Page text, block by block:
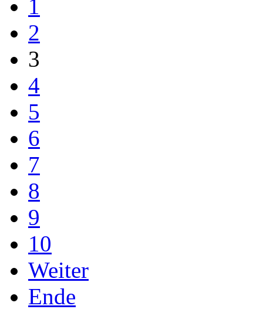
1
2
3
4
5
6
7
8
9
10
Weiter
Ende